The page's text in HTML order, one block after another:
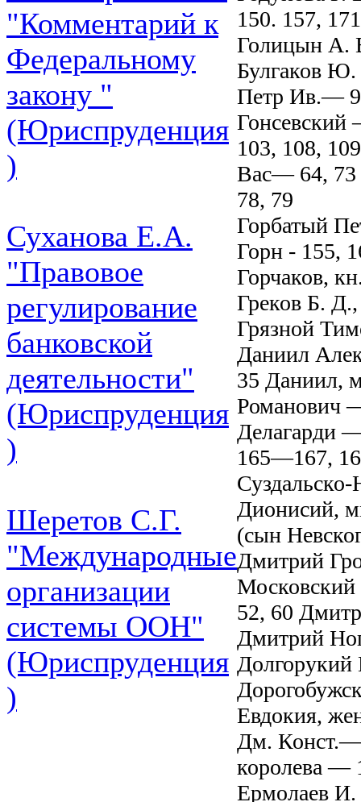
"Комментарий к
Федеральному
закону "
(Юриспруденция
)
Суханова Е.А.
"Правовое
регулирование
банковской
деятельности"
(Юриспруденция
)
Шеретов С.Г.
"Международные
организации
системы ООН"
(Юриспруденция
)
150. 157,
Голицын А.
Булгаков
Петр Ив.—
103, 108,
Вас— 64,
78, 79
Горбатый
Горн - 155,
Горчаков,
Греков Б.
Грязной
Даниил
35 Даниил,
Романович
Делагарди
165—167,
Дионисий,
(сын
Дмитрий
52, 60
Дмитрий
Евдокия,
Дм. Конст.—
королева —
Ермолаев